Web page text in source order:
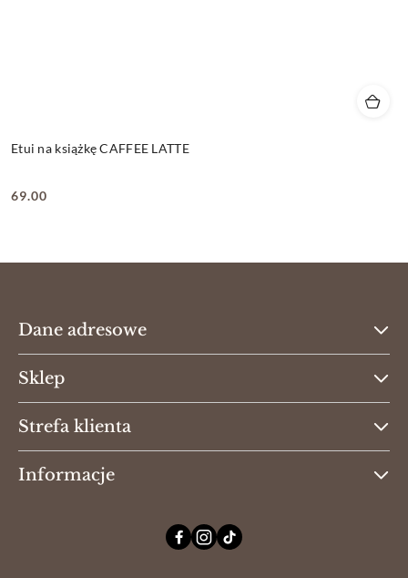
Etui na książkę CAFFEE LATTE
Cena:
69.00
Dane adresowe
Sklep
Strefa klienta
Informacje